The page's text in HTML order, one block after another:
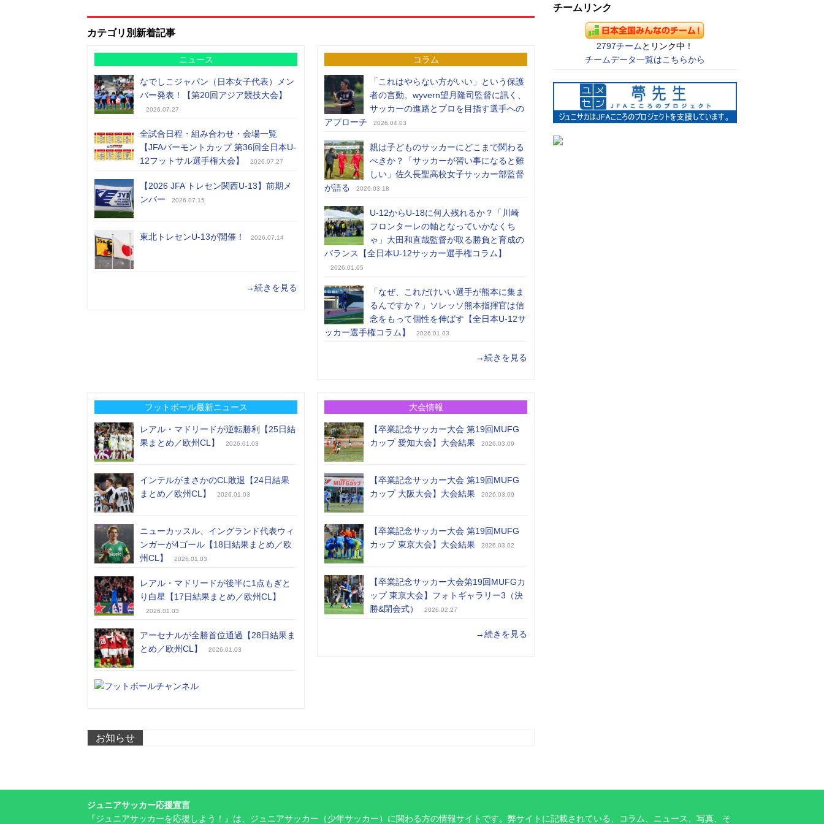
カテゴリ別新着記事
ニュース
なでしこジャパン（日本女子代表）メン
バー発表！【第20回アジア競技大会】
2026.07.27
全試合日程・組み合わせ・会場一覧
【JFAバーモントカップ 第36回全日本U-
12フットサル選手権大会】
2026.07.27
【2026 JFA トレセン関西U-13】前期メ
ンバー
2026.07.15
東北トレセンU-13が開催！ 2026.07.14
→続きを見る
コラム
「これはやらない方がいい」という保護
者の言動。wyvern望月隆司監督に訊く、
サッカーの進路とプロを目指す選手への
アプローチ
2026.04.03
親は子どものサッカーにどこまで関わる
べきか？「サッカーが習い事になると難
しい」佐久長聖高校女子サッカー部監督
が語る
2026.03.18
U-12からU-18に何人残れるか？「川崎
フロンターレの軸となっていかなくち
ゃ」大田和直哉監督が取る勝負と育成の
バランス【全日本U-12サッカー選手権コラム】
2026.01.05
「なぜ、これだけいい選手が熊本に集ま
るんですか？」ソレッソ熊本指揮官は信
念をもって個性を伸ばす【全日本U-12サ
ッカー選手権コラム】
2026.01.03
→続きを見る
フットボール最新ニュース
レアル・マドリードが逆転勝利【25日結
果まとめ／欧州CL】
2026.01.03
インテルがまさかのCL敗退【24日結果
まとめ／欧州CL】
2026.01.03
ニューカッスル、イングランド代表ウィ
ンガーが4ゴール【18日結果まとめ／欧
州CL】
2026.01.03
レアル・マドリードが後半に1点もぎと
り白星【17日結果まとめ／欧州CL】
2026.01.03
アーセナルが全勝首位通過【28日結果ま
とめ／欧州CL】
2026.01.03
大会情報
【卒業記念サッカー大会 第19回MUFG
カップ 愛知大会】大会結果
2026.03.09
【卒業記念サッカー大会 第19回MUFG
カップ 大阪大会】大会結果
2026.03.09
【卒業記念サッカー大会 第19回MUFG
カップ 東京大会】大会結果
2026.03.02
【卒業記念サッカー大会第19回MUFGカ
ップ 東京大会】フォトギャラリー3（決
勝&閉会式）
2026.02.27
→続きを見る
お知らせ
チームリンク
2797チーム とリンク中！
チームデータ一覧はこちらから
ジュニアサッカー応援宣言
『ジュニアサッカーを応援しよう！』は、ジュニアサッカー（少年サッカー）に関わる方の情報サイトです。弊サイトに記載されている、コラム、ニュース、写真、そ